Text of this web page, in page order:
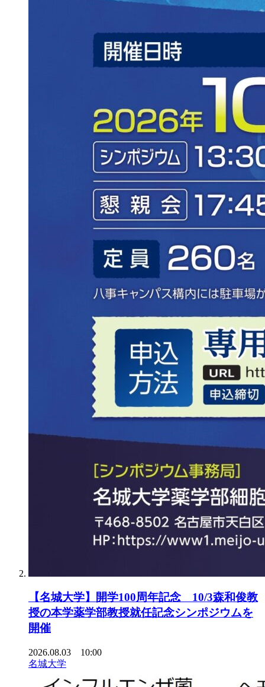
【名城大学】開学100周年記念 10/3森和俊教
授の本学薬学部教授就任記念シンポジウムを
開催
2026.08.03 10:00
名城大学